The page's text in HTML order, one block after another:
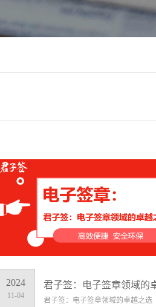
2024
11-04
君子签：电子签章领域的
君子签：电子签章领域的卓越之选